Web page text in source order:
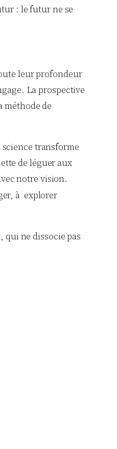
: le futur ne se
leur profondeur
La prospective
méthode de
science transforme
de léguer aux
notre vision.
à explorer
qui ne dissocie pas